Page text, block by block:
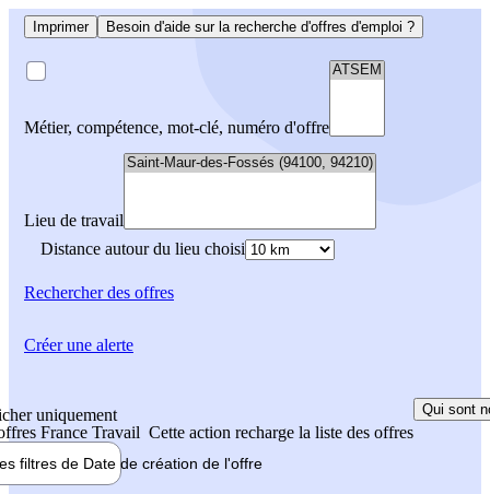
Imprimer Besoin d'aide sur la recherche d'offres d'emploi ?
Métier, compétence, mot-clé, numéro d'offre
Lieu de travail
Distance autour du lieu choisi
Rechercherdes offres
uniquement
France Travail Cette action recharge la liste des offres
Qui sont
filtres de Date de création de l'offre
Créer une alerte